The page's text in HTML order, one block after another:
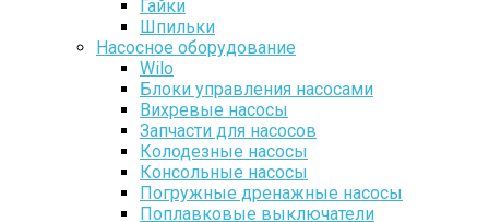
Гайки
Шпильки
Насосное оборудование
Wilo
Блоки управления насосами
Вихревые насосы
Запчасти для насосов
Колодезные насосы
Консольные насосы
Погружные дренажные насосы
Поплавковые выключатели